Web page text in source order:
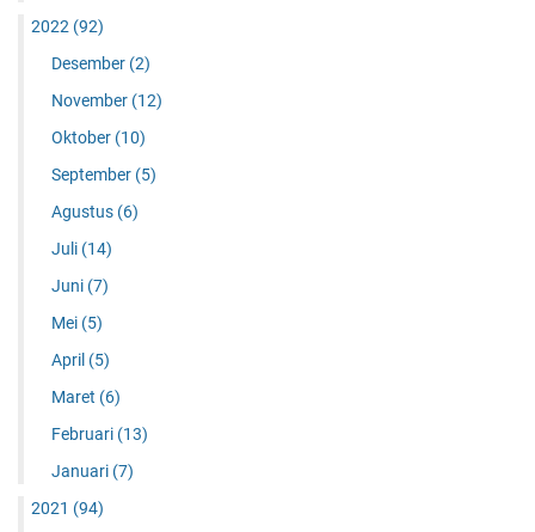
2022 (92)
Desember (2)
November (12)
Oktober (10)
September (5)
Agustus (6)
Juli (14)
Juni (7)
Mei (5)
April (5)
Maret (6)
Februari (13)
Januari (7)
2021 (94)